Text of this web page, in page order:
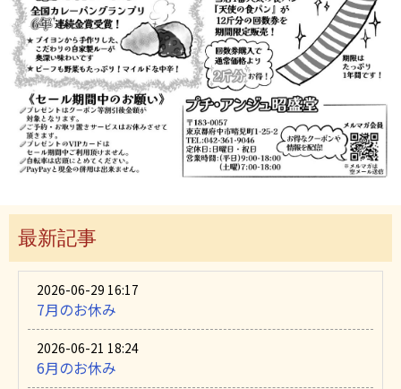
最新記事
2026-06-29 16:17
7月のお休み
2026-06-21 18:24
6月のお休み